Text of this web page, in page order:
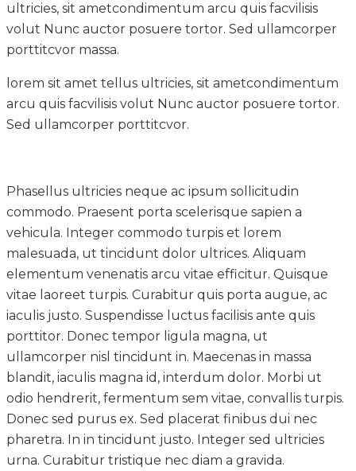
ultricies, sit ametcondimentum arcu quis facvilisis
volut Nunc auctor posuere tortor. Sed ullamcorper
porttitcvor massa.
lorem sit amet tellus ultricies, sit ametcondimentum
arcu quis facvilisis volut Nunc auctor posuere tortor.
Sed ullamcorper porttitcvor.
Phasellus ultricies neque ac ipsum sollicitudin
commodo. Praesent porta scelerisque sapien a
vehicula. Integer commodo turpis et lorem
malesuada, ut tincidunt dolor ultrices. Aliquam
elementum venenatis arcu vitae efficitur. Quisque
vitae laoreet turpis. Curabitur quis porta augue, ac
iaculis justo. Suspendisse luctus facilisis ante quis
porttitor. Donec tempor ligula magna, ut
ullamcorper nisl tincidunt in. Maecenas in massa
blandit, iaculis magna id, interdum dolor. Morbi ut
odio hendrerit, fermentum sem vitae, convallis turpis.
Donec sed purus ex. Sed placerat finibus dui nec
pharetra. In in tincidunt justo. Integer sed ultricies
urna. Curabitur tristique nec diam a gravida.